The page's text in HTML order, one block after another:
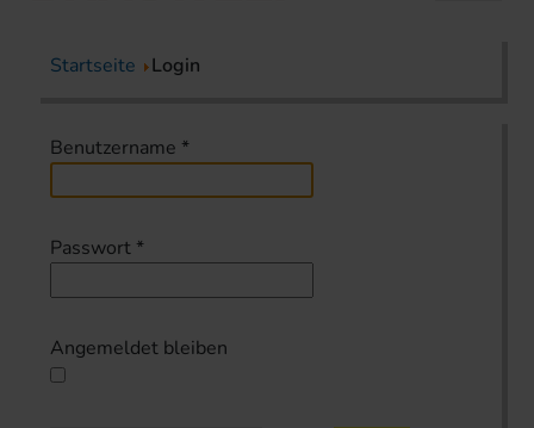
Startseite Login
Benutzername *
Passwort *
Angemeldet bleiben